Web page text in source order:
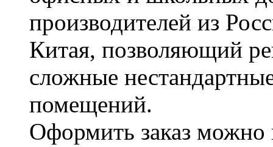
производителей из
Китая, позволяющий
сложные
помещений.
Оформить заказ можно